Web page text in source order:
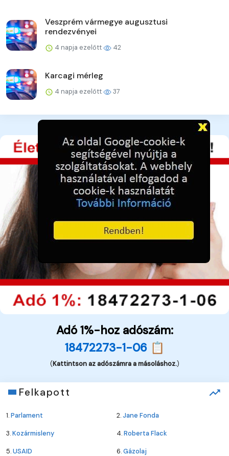
Veszprém vármegye augusztusi
rendezvényei
4 napja ezelőtt 42
Karcagi mérleg
4 napja ezelőtt 37
Adó 1%-hoz adószám:
18472273-1-06 📋
(Kattintson az adószámra a másoláshoz.)
Felkapott
1.Parlament 2.Jane Fonda
3.Kozármisleny 4.Roberta Flack
5.USAID 6.Gázolaj